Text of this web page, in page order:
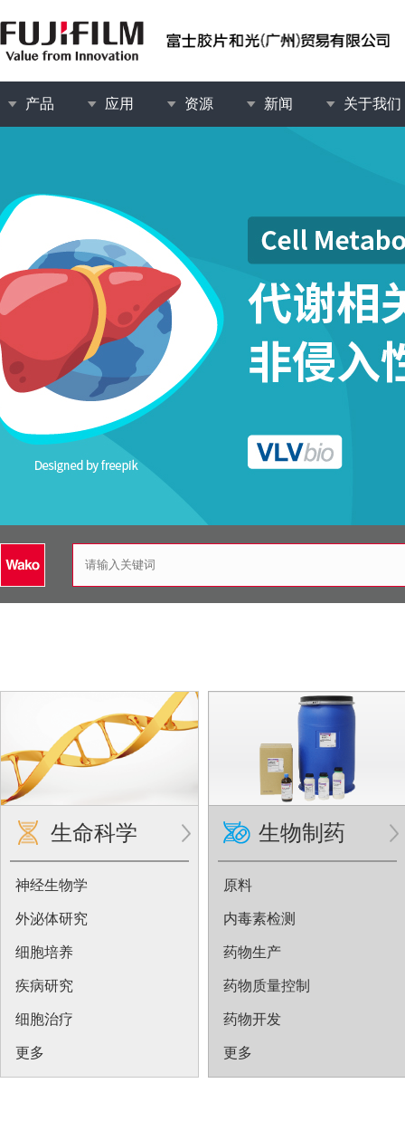
产品 应用 资源 新闻 关于我们
生命科学
神经生物学
外泌体研究
细胞培养
疾病研究
细胞治疗
更多
生物制药
原料
内毒素检测
药物生产
药物质量控制
药物开发
更多